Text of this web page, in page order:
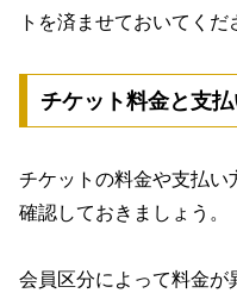
トを済ませておいてくだ
チケット料金と支
チケットの料金や支払い
確認しておきましょう。
会員区分によって料金が